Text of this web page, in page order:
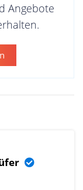
Angebote